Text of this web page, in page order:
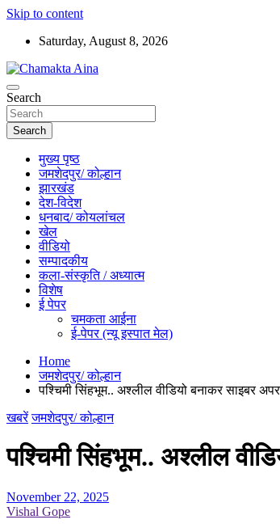
Skip to content
Saturday, August 8, 2026
Chamakta Aina
Hindi News Paper – Jharkhand
Search
Search
मुख्य पृष्ठ
जमशेदपुर/ कोल्हान
झारखंड
देश-विदेश
धनबाद/ कोयलांचल
खेल
वीडियो
सम्पादकीय
कला-संस्कृति / अध्यात्म
विशेष
ई पेपर
चमकता आईना
ई-पेपर (न्यू इस्पात मेल)
Home
जमशेदपुर/ कोल्हान
पश्चिमी सिंहभूम.. अश्लील वीडियो बनाकर साइबर
खबरें जमशेदपुर/ कोल्हान
पश्चिमी सिंहभूम.. अश्लील
November 22, 2025
Vishal Gope